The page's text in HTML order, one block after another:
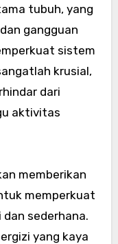
tubuh, yang
gangguan
sistem
krusial,
dari
aktivitas
memberikan
memperkuat
sederhana.
yang kaya